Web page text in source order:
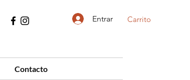
Entrar Carrito
Contacto